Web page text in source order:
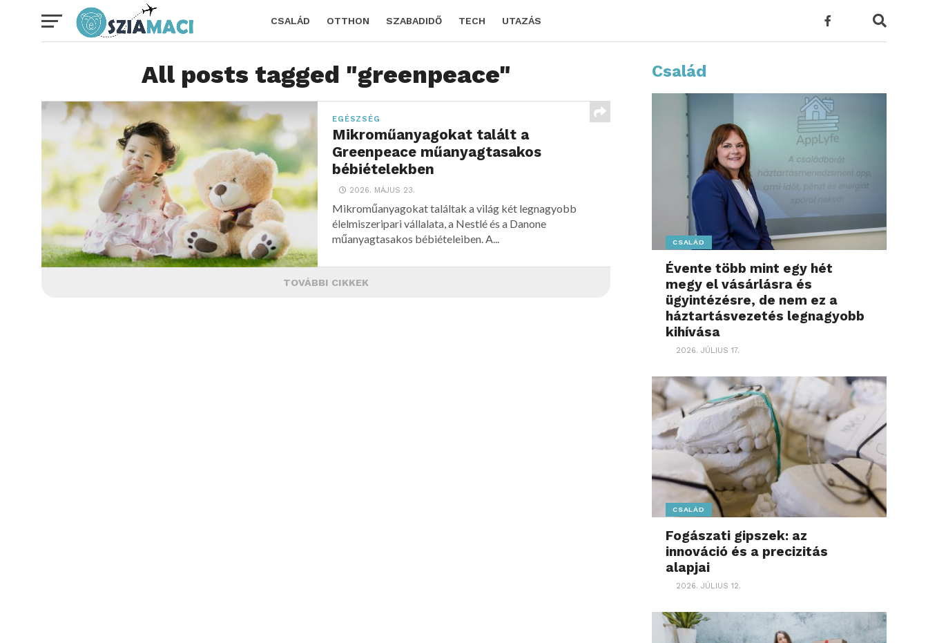
CSALÁD OTTHON SZABADIDŐ TECH UTAZÁS
All posts tagged "greenpeace"
EGÉSZSÉG
Mikroműanyagokat talált a
Greenpeace műanyagtasakos
bébiételekben
2026. MÁJUS 23.
Mikroműanyagokat találtak a világ két legnagyobb
élelmiszeripari vállalata, a Nestlé és a Danone
műanyagtasakos bébiételeiben. A...
TOVÁBBI CIKKEK
Család
CSALÁD
Évente több mint egy hét
megy el vásárlásra és
ügyintézésre, de nem ez a
háztartásvezetés legnagyobb
kihívása
2026. JÚLIUS 17.
CSALÁD
Fogászati gipszek: az
innováció és a precizitás
alapjai
2026. JÚLIUS 12.